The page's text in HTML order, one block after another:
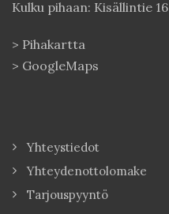
Kulku pihaan: Kisällintie 16
> Pihakartta
> GoogleMaps
Yhteystiedot
Yhteydenottolomake
Tarjouspyyntö